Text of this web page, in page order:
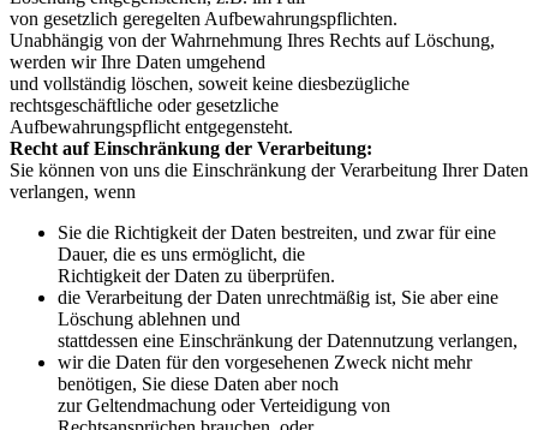
von gesetzlich geregelten Aufbewahrungspflichten.
Unabhängig von der Wahrnehmung Ihres Rechts auf Löschung,
werden wir Ihre Daten umgehend
und vollständig löschen, soweit keine diesbezügliche
rechtsgeschäftliche oder gesetzliche
Aufbewahrungspflicht entgegensteht.
Recht auf Einschränkung der Verarbeitung:
Sie können von uns die Einschränkung der Verarbeitung Ihrer Daten
verlangen, wenn
Sie die Richtigkeit der Daten bestreiten, und zwar für eine
Dauer, die es uns ermöglicht, die
Richtigkeit der Daten zu überprüfen.
die Verarbeitung der Daten unrechtmäßig ist, Sie aber eine
Löschung ablehnen und
stattdessen eine Einschränkung der Datennutzung verlangen,
wir die Daten für den vorgesehenen Zweck nicht mehr
benötigen, Sie diese Daten aber noch
zur Geltendmachung oder Verteidigung von